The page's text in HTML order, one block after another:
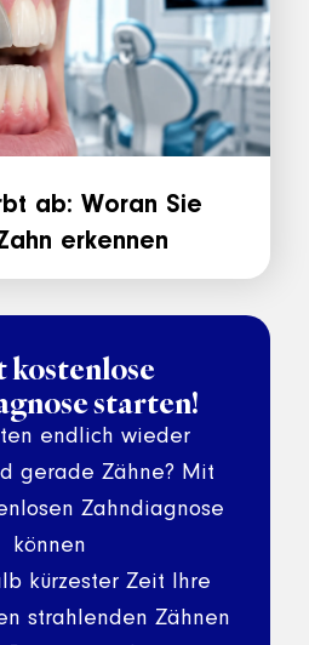
ab: Woran Sie
erkennen
kostenlose
starten!
endlich wieder
gerade Zähne? Mit
Zahndiagnose
können
kürzester Zeit Ihre
strahlenden Zähnen